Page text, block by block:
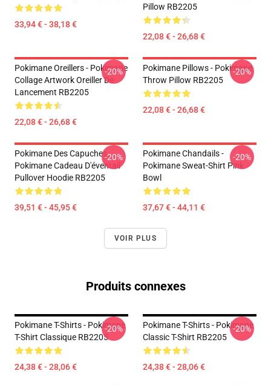
33,94 € - 38,18 €
Pillow RB2205
22,08 € - 26,68 €
Pokimane Oreillers - Pokimane
Collage Artwork Oreiller De
Lancement RB2205
22,08 € - 26,68 €
-20%
Pokimane Pillows - Pokimane
Throw Pillow RB2205
22,08 € - 26,68 €
-20%
Pokimane Des Capuches...
Pokimane Cadeau D'éventail
Pullover Hoodie RB2205
39,51 € - 45,95 €
-20%
Pokimane Chandails -
Pokimane Sweat-Shirt Pink
Bowl
37,67 € - 44,11 €
-20%
VOIR PLUS
Produits connexes
Pokimane T-Shirts - Pokimane
T-Shirt Classique RB2205
24,38 € - 28,06 €
-20%
Pokimane T-Shirts - Pokimane
Classic T-Shirt RB2205
24,38 € - 28,06 €
-20%